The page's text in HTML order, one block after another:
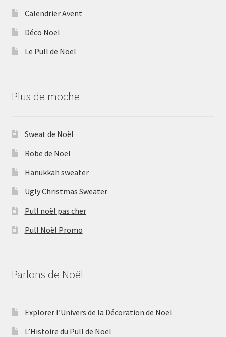
Calendrier Avent
Déco Noël
Le Pull de Noël
Plus de moche
Sweat de Noël
Robe de Noël
Hanukkah sweater
Ugly Christmas Sweater
Pull noël pas cher
Pull Noël Promo
Parlons de Noël
Explorer l’Univers de la Décoration de Noël
L’Histoire du Pull de Noël